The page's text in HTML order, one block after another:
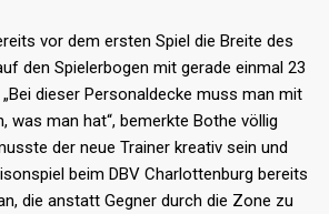
vor dem ersten Spiel die Breite des
den Spielerbogen mit gerade einmal 23
dieser Personaldecke muss man mit
was man hat“, bemerkte Bothe völlig
der neue Trainer kreativ sein und
beim DBV Charlottenburg bereits
die anstatt Gegner durch die Zone zu